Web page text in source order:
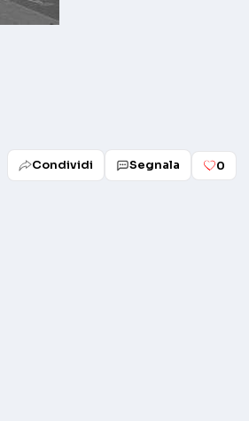
Condividi Segnala 0